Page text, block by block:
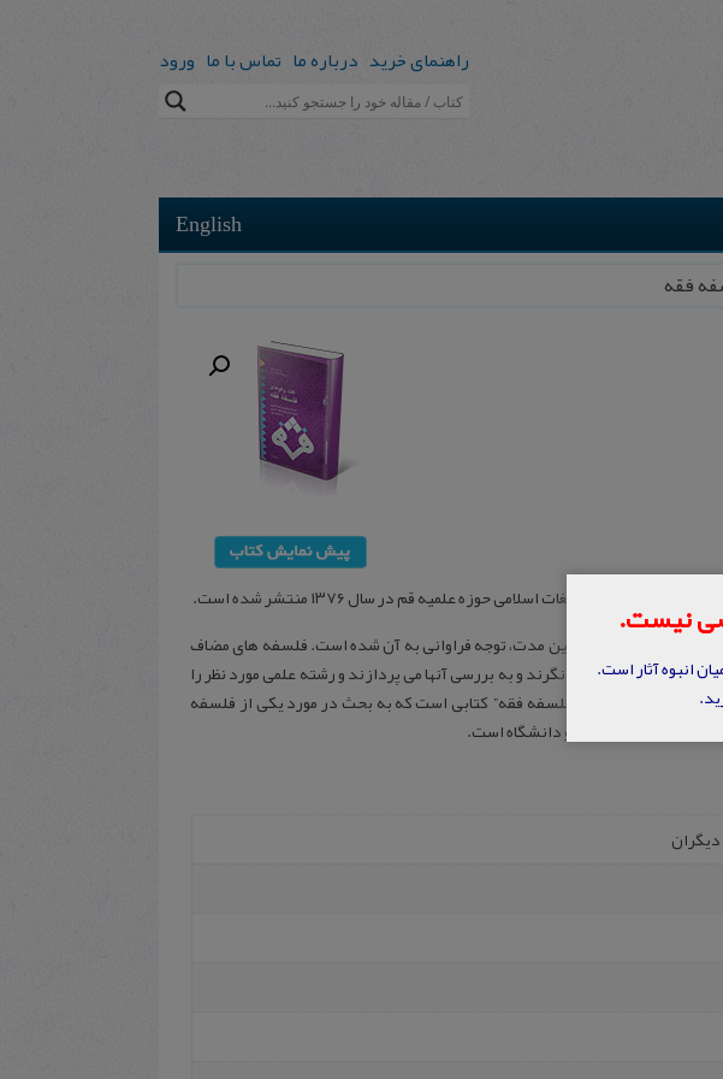
راهنمای خرید درباره ما تماس با ما ورود
English
ف‍ق‍ه
دف‍ت‍ر ت‍ب‍لیغ‍ات‌ اس‍لامی‌ ح‍وزه‌ ع‍ل‍میه‌ ق‍م‌ در س‍ال‌ ۱۳۷۶ م‍ن‍ت‍ش‍ر ش‍ده‌ اس‍ت‌.
نمی گذرد؛ ولی در همین مدت، توجه فراوانی به آن شده است. فلسفه های مضاف
و کار عالمان آن می نگرند و به بررسی آنها می پردازند و رشته علمی مورد نظر را
حاضر “گفت و گو های فلسفه فقه” کتابی است که به بحث در مورد یکی از فلسفه
با اساتید حوزه و دانشگاه است.
نیست.
انبوه آثار است.